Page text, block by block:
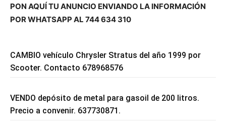
PON AQUÍ TU ANUNCIO ENVIANDO LA INFORMACIÓN
POR WHATSAPP AL 744 634 310
CAMBIO vehículo Chrysler Stratus del año 1999 por
Scooter. Contacto 678968576
VENDO depósito de metal para gasoil de 200 litros.
Precio a convenir. 637730871.